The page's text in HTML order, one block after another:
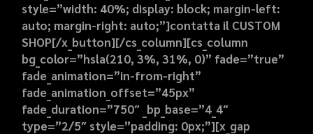
style=”width: 40%; display: block; margin-left:
auto; margin-right: auto;”]contatta il CUSTOM
SHOP[/x_button][/cs_column][cs_column
bg_color=”hsla(210, 3%, 31%, 0)” fade=”true”
fade_animation=”in-from-right”
fade_animation_offset=”45px”
fade_duration=”750″ _bp_base=”4_4″
type=”2/5″ style=”padding: 0px;”][x_gap